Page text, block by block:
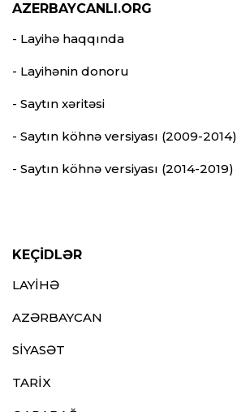
AZERBAYCANLI.ORG
- Layihə haqqında
- Layihənin donoru
- Saytın xəritəsi
- Saytın köhnə versiyası (2009-2014)
- Saytın köhnə versiyası (2014-2019)
KEÇİDLƏR
LAYİHƏ
AZƏRBAYCAN
SİYASƏT
TARİX